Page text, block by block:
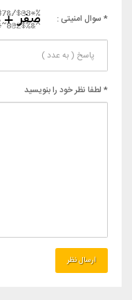
* سوال امنیتی :
* لطفا نظر خود را بنویسید